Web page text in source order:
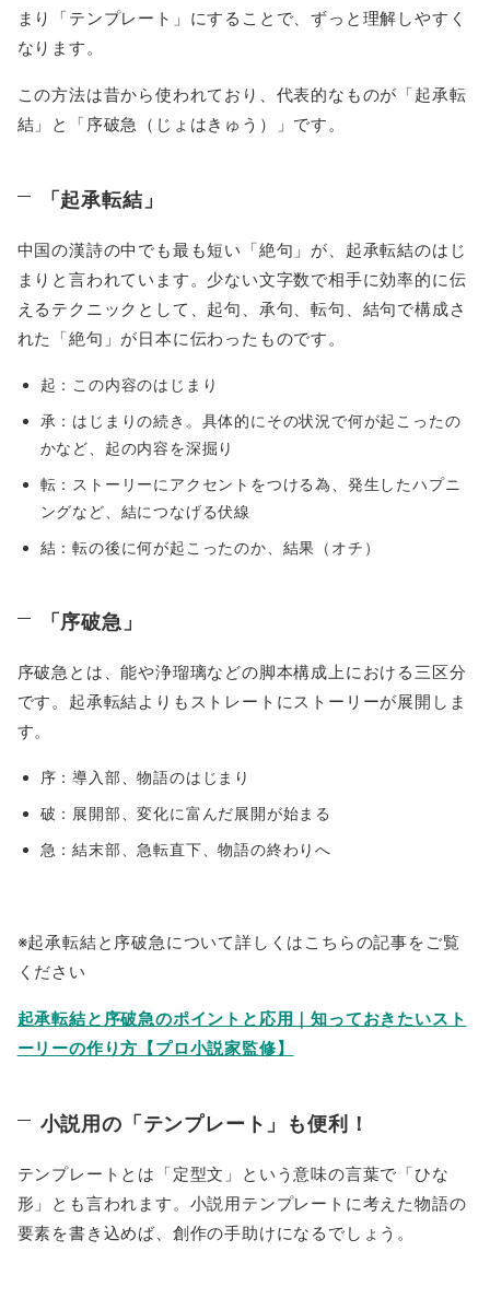
まり「テンプレート」にすることで、ずっと理解しやすく
なります。
この方法は昔から使われており、代表的なものが「起承転
結」と「序破急（じょはきゅう）」です。
「起承転結」
中国の漢詩の中でも最も短い「絶句」が、起承転結のはじ
まりと言われています。少ない文字数で相手に効率的に伝
えるテクニックとして、起句、承句、転句、結句で構成さ
れた「絶句」が日本に伝わったものです。
起：この内容のはじまり
承：はじまりの続き。具体的にその状況で何が起こったの
かなど、起の内容を深掘り
転：ストーリーにアクセントをつける為、発生したハプニ
ングなど、結につなげる伏線
結：転の後に何が起こったのか、結果（オチ）
「序破急」
序破急とは、能や浄瑠璃などの脚本構成上における三区分
です。起承転結よりもストレートにストーリーが展開しま
す。
序：導入部、物語のはじまり
破：展開部、変化に富んだ展開が始まる
急：結末部、急転直下、物語の終わりへ
※起承転結と序破急について詳しくはこちらの記事をご覧
ください
起承転結と序破急のポイントと応用｜知っておきたいスト
ーリーの作り方【プロ小説家監修】
小説用の「テンプレート」も便利！
テンプレートとは「定型文」という意味の言葉で「ひな
形」とも言われます。小説用テンプレートに考えた物語の
要素を書き込めば、創作の手助けになるでしょう。